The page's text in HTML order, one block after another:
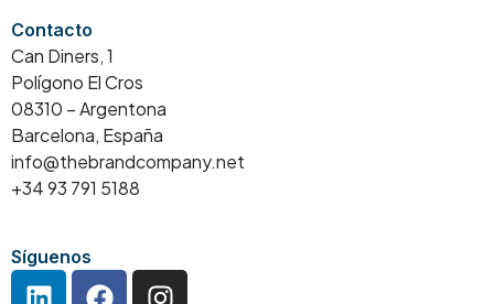
Contacto
Can Diners, 1
Polígono El Cros
08310 – Argentona
Barcelona, España
info@thebrandcompany.net
+34 93 791 5188
Síguenos